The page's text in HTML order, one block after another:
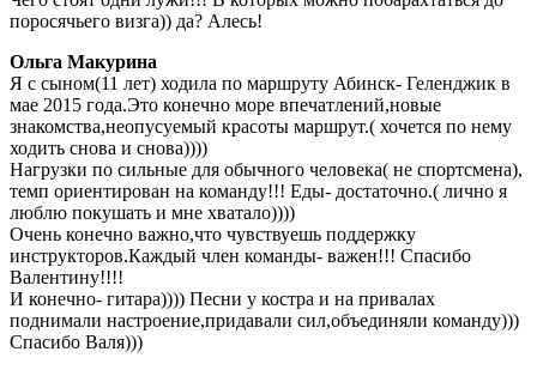
поросячьего визга)) да? Алесь!
Ольга Макурина
Я с сыном(11 лет) ходила по маршруту Абинск- Геленджик в
мае 2015 года.Это конечно море впечатлений,новые
знакомства,неопусуемый красоты маршрут.( хочется по нему
ходить снова и снова))))
Нагрузки по сильные для обычного человека( не спортсмена),
темп ориентирован на команду!!! Еды- достаточно.( лично я
люблю покушать и мне хватало))))
Очень конечно важно,что чувствуешь поддержку
инструкторов.Каждый член команды- важен!!! Спасибо
Валентину!!!!
И конечно- гитара)))) Песни у костра и на привалах
поднимали настроение,придавали сил,объединяли команду)))
Спасибо Валя)))